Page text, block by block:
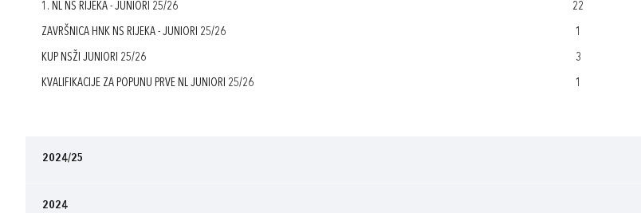
1. NL NS RIJEKA - JUNIORI 25/26 22
ZAVRŠNICA HNK NS RIJEKA - JUNIORI 25/26 1
KUP NSŽI JUNIORI 25/26 3
KVALIFIKACIJE ZA POPUNU PRVE NL JUNIORI 25/26 1
2024/25
2024